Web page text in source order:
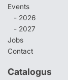
Events
- 2026
- 2027
Jobs
Contact
Catalogus